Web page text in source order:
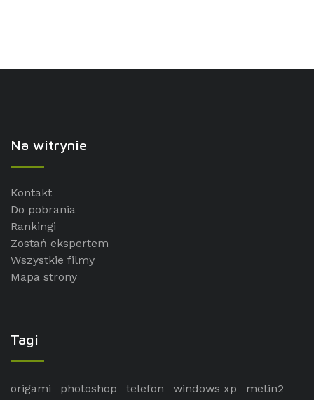
Na witrynie
Kontakt
Do pobrania
Rankingi
Zostań ekspertem
Wszystkie filmy
Mapa strony
Tagi
origami photoshop telefon windows xp
metin2